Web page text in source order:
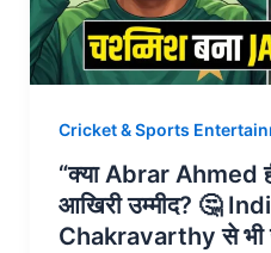
Cricket & Sports
“क्या Abrar Ahmed
आखिरी उम्मीद? 🤔
Chakravarthy से भी